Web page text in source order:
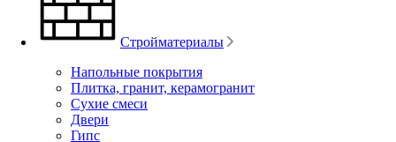
Стройматериалы
Напольные покрытия
Плитка, гранит, керамогранит
Сухие смеси
Двери
Гипс